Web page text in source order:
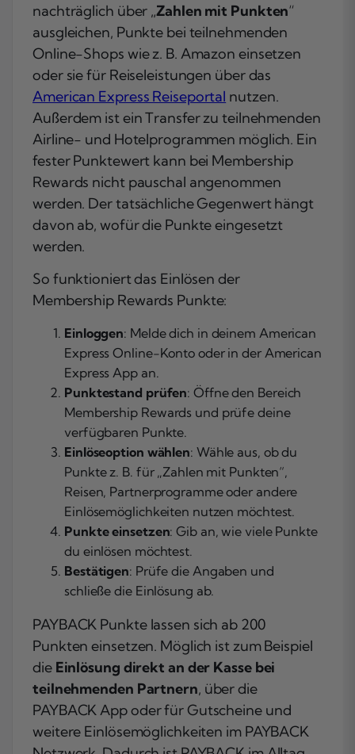
nachträglich über „Zahlen mit Punkten“
ausgleichen, Punkte bei teilnehmenden
Online-Shops wie z. B. Amazon einsetzen
oder sie für Reiseleistungen über das
American Express Reiseportal nutzen.
Außerdem ist ein Transfer zu teilnehmenden
Airline- und Hotelprogrammen möglich. Ein
fester Punktewert kann bei Membership
Rewards nicht pauschal angenommen
werden. Der tatsächliche Gegenwert hängt
davon ab, wofür die Punkte eingesetzt
werden.
So funktioniert das Einlösen der
Membership Rewards Punkte:
Einloggen: Melde dich in deinem American
Express Online-Konto oder in der American
Express App an.
Punktestand prüfen: Öffne den Bereich
Membership Rewards und prüfe deine
verfügbaren Punkte.
Einlöseoption wählen: Wähle aus, ob du
Punkte z. B. für „Zahlen mit Punkten“,
Reisen, Partnerprogramme oder andere
Einlösemöglichkeiten nutzen möchtest.
Punkte einsetzen: Gib an, wie viele Punkte
du einlösen möchtest.
Bestätigen: Prüfe die Angaben und
schließe die Einlösung ab.
PAYBACK Punkte lassen sich ab 200
Punkten einsetzen. Möglich ist zum Beispiel
die Einlösung direkt an der Kasse bei
teilnehmenden Partnern, über die
PAYBACK App oder für Gutscheine und
weitere Einlösemöglichkeiten im PAYBACK